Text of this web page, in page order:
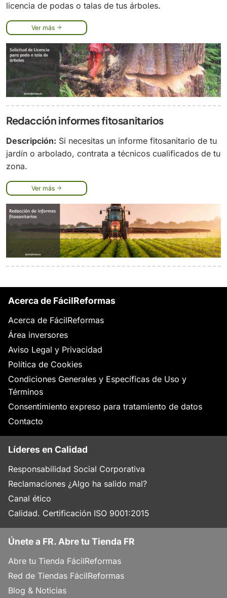
licencia de podas o talas de tus árboles.
Ver más
Redacción informes fitosanitarios
Descripción: Si necesitas un informe fitosanitario de tu
jardín o arbolado, contrata a técnicos cualificados de tu
zona.
Ver más
Acerca de FácilReformas
Acerca de FácilReformas
Área inversores
Aviso Legal y Privacidad
Política de Cookies
Condiciones Generales y Específicas de Uso y
Términos
Consentimiento expreso para tratamiento de datos
Contacto
Líderes en Calidad
Responsabilidad Social Corporativa
Reclamaciones ¿Algo ha salido mal?
Canal ético
Calidad. Certificación ISO 9001:2015
Únete a FR. Abre tu Tienda FR
Abre tu Tienda FácilReformas
Red de Tiendas FácilReformas
Blog & Noticias